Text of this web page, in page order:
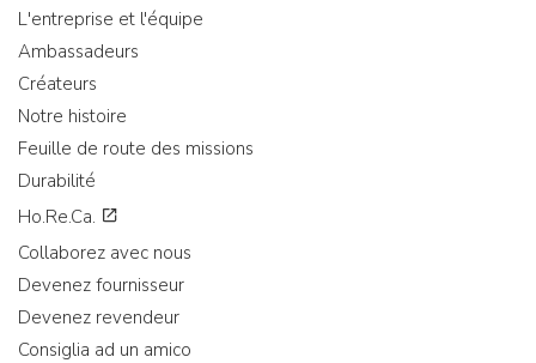
L'entreprise et l'équipe
Ambassadeurs
Créateurs
Notre histoire
Feuille de route des missions
Durabilité
Ho.Re.Ca.
Collaborez avec nous
Devenez fournisseur
Devenez revendeur
Consiglia ad un amico